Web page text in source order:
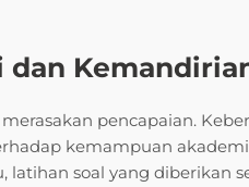
pencapaian.
kemampuan
soal yang diberikan